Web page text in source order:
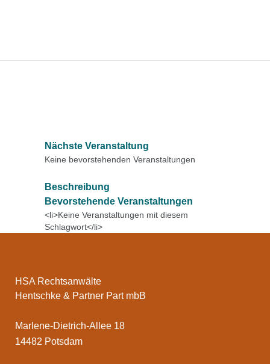
Nächste Veranstaltung
Keine bevorstehenden Veranstaltungen
Beschreibung
Bevorstehende Veranstaltungen
<li>Keine Veranstaltungen mit diesem
Schlagwort</li>
HSA Rechtsanwälte
Hentschke & Partner Part mbB
Marlene-Dietrich-Allee 18
14482 Potsdam